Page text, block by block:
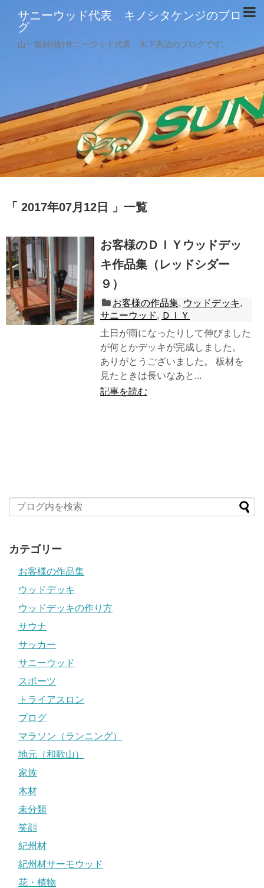
サニーウッド代表 キノシタケンジのブロ
グ
山一製材(株)サニーウッド代表 木下憲治のブログです。
2017年07月12日 一覧
お客様のＤＩＹウッドデッ
キ作品集（レッドシダー
９）
お客様の作品集, ウッドデッキ,
サニーウッド, ＤＩＹ
土日が雨になったりして伸びました
が何とかデッキが完成しました。
ありがとうございました。 板材を
見たときは長いなあと...
記事を読む
カテゴリー
お客様の作品集
ウッドデッキ
ウッドデッキの作り方
サウナ
サッカー
サニーウッド
スポーツ
トライアスロン
ブログ
マラソン（ランニング）
地元（和歌山）
家族
木材
未分類
笑顔
紀州材
紀州材サーモウッド
花・植物